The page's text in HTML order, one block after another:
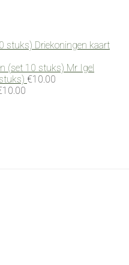
Driekoningen kaart
Mr Igel
€10.00
10.00